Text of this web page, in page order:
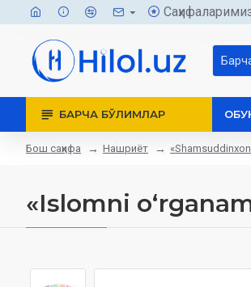
БАРЧА БЎЛИМЛАР
Бош саҳифа Нашриёт
«Islomni